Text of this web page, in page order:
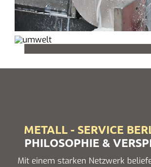
METALL - SERVICE
PHILOSOPHIE &
Mit einem starken Netzwerk